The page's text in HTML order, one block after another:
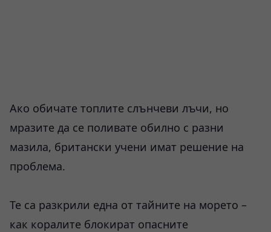
Ако обичате топлите слънчеви лъчи, но
мразите да се поливате обилно с разни
мазила, британски учени имат решение на
проблема.
Те са разкрили една от тайните на морето –
как коралите блокират опасните